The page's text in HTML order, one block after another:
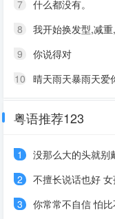
7
什么都没有。
8
我开始换发型,减重,换风格
9
你说得对
10 晴天雨天暴雨天爱
粤语推荐123
1
没那么大的头就别
2
不擅长说话也好 女孩子完全
3
你常常不自信 怕比不上很多人 但我觉得你就是最